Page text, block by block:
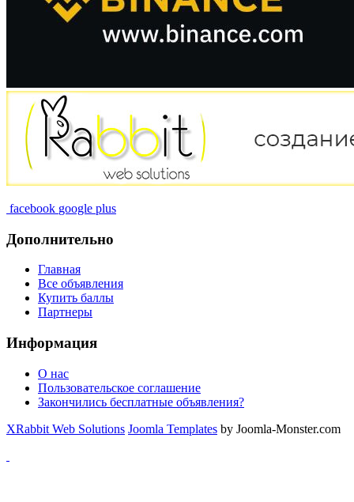
facebook google plus
Дополнительно
Главная
Все объявления
Купить баллы
Партнеры
Информация
О нас
Пользовательское соглашение
Закончились бесплатные объявления?
XRabbit Web Solutions Joomla Templates by Joomla-Monster.com